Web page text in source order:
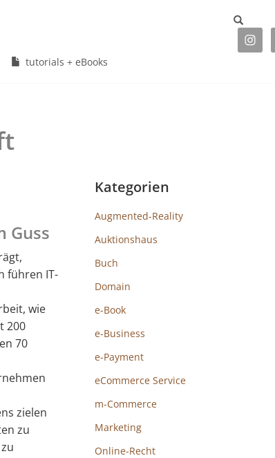
tutorials + eBooks
Guss
führen IT-
wie
200
70
zielen
zu
Kategorien
Augmented-Reality
Auktionshaus
Buch
Domain
e-Book
e-Business
e-Payment
eCommerce Service
m-Commerce
Marketing
Online-Recht